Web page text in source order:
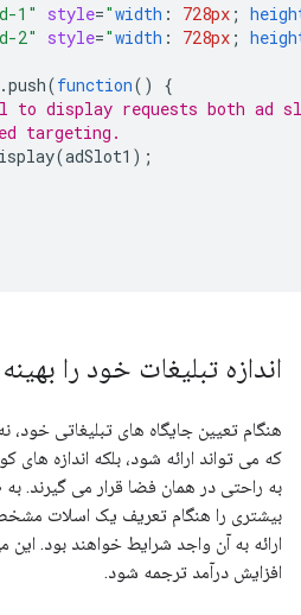
1" style="width : 728px ;
2" style="width : 728px ;
.push(function()
{
to display requests both ad
targeting.
(adSlot1 );
اندازه تبلیغات خود را
هنگام تعیین جایگاه های تبلیغاتی خود، نه
که می تواند ارائه شود، بلکه اندازه های
به راحتی در همان فضا قرار می گیرند. به
بیشتری را هنگام تعریف یک اسلات مشخص
ارائه به آن واجد شرایط خواهند بود. این
افزایش درآمد ترجمه شود.